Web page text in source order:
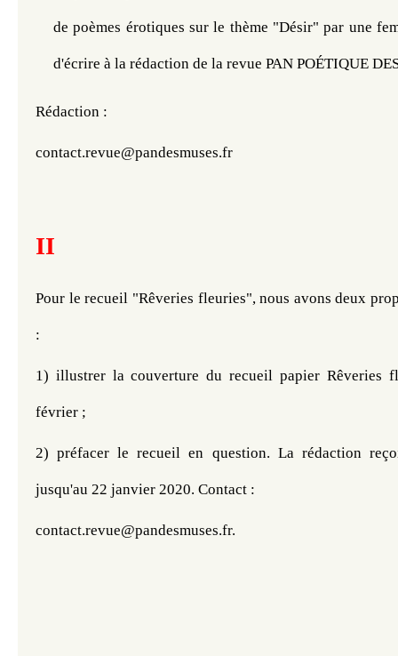
de poèmes érotiques sur le thème "Désir" par une
d'écrire à la rédaction de la revue PAN POÉTIQUE
Rédaction :
contact.revue@pandesmuses.fr
II
Pour le recueil "Rêveries fleuries", nous avons deux
:
1) illustrer la couverture du recueil papier Rêveries
février ;
2) préfacer le recueil en question. La rédaction
jusqu'au 22 janvier 2020. Contact :
contact.revue@pandesmuses.fr.